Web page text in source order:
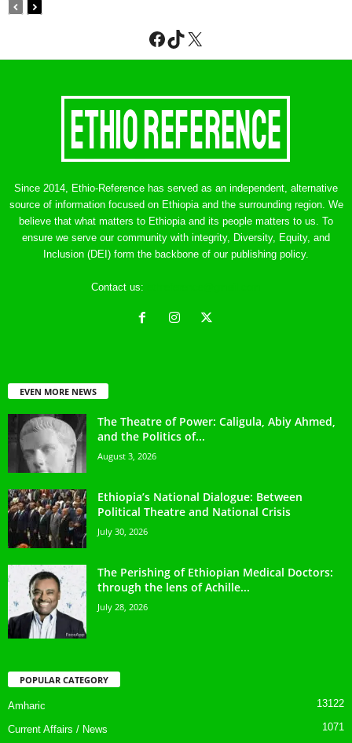
Facebook
TikTok
X
Since 2014, Ethio-Reference has served as an independent, alternative
source of information focused on Ethiopia and the surrounding region. We
believe that what matters to Ethiopia and its people matters to us. To
ensure we serve our community with integrity, Diversity, Equity, and
Inclusion (DEI) form the backbone of our publishing policy.
Contact us:
EVEN MORE NEWS
The Theatre of Power: Caligula, Abiy Ahmed,
and the Politics of...
August 3, 2026
Ethiopia’s National Dialogue: Between
Political Theatre and National Crisis
July 30, 2026
The Perishing of Ethiopian Medical Doctors:
through the lens of Achille...
July 28, 2026
POPULAR CATEGORY
Amharic 13122
Current Affairs / News 1071